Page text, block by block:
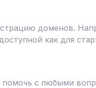
доменов.
как для
с любыми